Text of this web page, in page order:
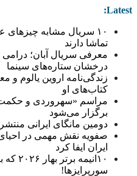
Latest:
۱۰ سریال مشابه
تماشا دارند
معرفی سریال آبان؛ درامی
درخشان ستاره‌های سینما
زندگی‌نامه اروین یالوم و
کتاب‌های او
مراسم «سهروردی و
برگزار می‌شود
دومین مانگای ایرانی
صفویه نقش مهمی در
ایران ایفا کرد
۱۰انیمه
سورپرایزها!